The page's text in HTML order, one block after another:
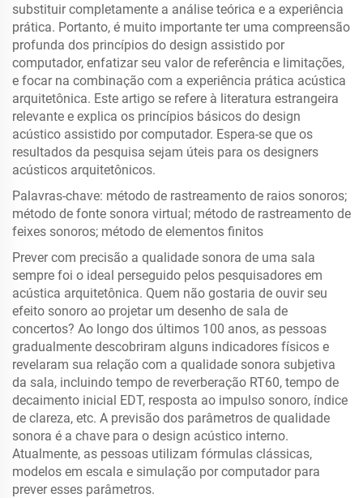
substituir completamente a análise teórica e a experiência
prática. Portanto, é muito importante ter uma compreensão
profunda dos princípios do design assistido por
computador, enfatizar seu valor de referência e limitações,
e focar na combinação com a experiência prática acústica
arquitetônica. Este artigo se refere à literatura estrangeira
relevante e explica os princípios básicos do design
acústico assistido por computador. Espera-se que os
resultados da pesquisa sejam úteis para os designers
acústicos arquitetônicos.
Palavras-chave: método de rastreamento de raios sonoros;
método de fonte sonora virtual; método de rastreamento de
feixes sonoros; método de elementos finitos
Prever com precisão a qualidade sonora de uma sala
sempre foi o ideal perseguido pelos pesquisadores em
acústica arquitetônica. Quem não gostaria de ouvir seu
efeito sonoro ao projetar um desenho de sala de
concertos? Ao longo dos últimos 100 anos, as pessoas
gradualmente descobriram alguns indicadores físicos e
revelaram sua relação com a qualidade sonora subjetiva
da sala, incluindo tempo de reverberação RT60, tempo de
decaimento inicial EDT, resposta ao impulso sonoro, índice
de clareza, etc. A previsão dos parâmetros de qualidade
sonora é a chave para o design acústico interno.
Atualmente, as pessoas utilizam fórmulas clássicas,
modelos em escala e simulação por computador para
prever esses parâmetros.